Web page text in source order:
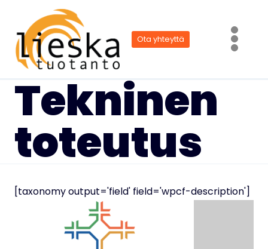
sisältöön
Ota yhteyttä
Tekninen
toteutus
[taxonomy output='field' field='wpcf-description']